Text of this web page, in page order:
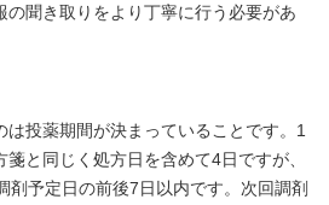
の聞き取りをより丁寧に行う必要があ
は投薬期間が決まっていることです。1
と同じく処方日を含めて4日ですが、
剤予定日の前後7日以内です。次回調剤